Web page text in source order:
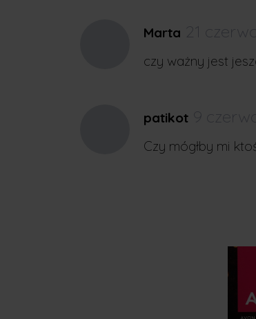
Marta 21
czy ważny jest
patikot 9
Czy mógłby mi